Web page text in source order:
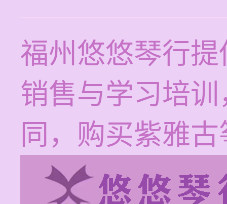
福州悠悠琴行
销售与学习培
同，购买紫雅